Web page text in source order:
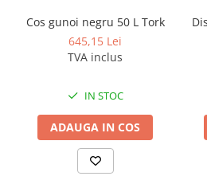
Cos gunoi negru 50 L Tork
645,15 Lei
TVA inclus
IN STOC
ADAUGA IN COS